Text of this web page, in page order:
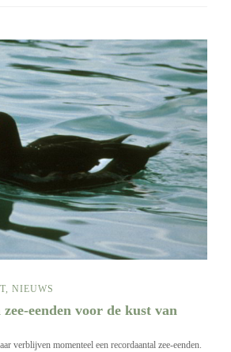
, NIEUWS
eenden voor de kust van
verblijven momenteel een recordaantal zee-eenden.